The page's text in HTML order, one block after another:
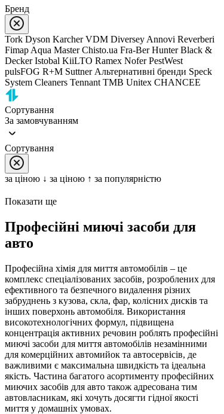
Бренд
Tork Dyson Karcher VDM Diversey Annovi Reverberi
Fimap Aqua Master Chisto.ua Fra-Ber Hunter Black &
Decker Istobal KiiLTO Ramex Nofer PestWest
pulsFOG R+M Suttner Альтернативні бренди Speck
System Cleaners Tennant TMB Unitex CHANCEE
Сортування
За замовчуванням
Сортування
за цiною ↓ за цiною ↑ за популярністю
Показати ще
Професійні миючі засоби для
авто
Професійна хімія для миття автомобілів – це
комплекс спеціалізованих засобів, розроблених для
ефективного та безпечного видалення різних
забруднень з кузова, скла, фар, колісних дисків та
інших поверхонь автомобіля. Використання
високотехнологічних формул, підвищена
концентрація активних речовин роблять професійні
миючі засоби для миття автомобілів незамінними
для комерційних автомийок та автосервісів, де
важливими є максимальна швидкість та ідеальна
якість. Частина багатого асортименту професійних
миючих засобів для авто також адресована тим
автовласникам, які хочуть досягти гідної якості
миття у домашніх умовах.